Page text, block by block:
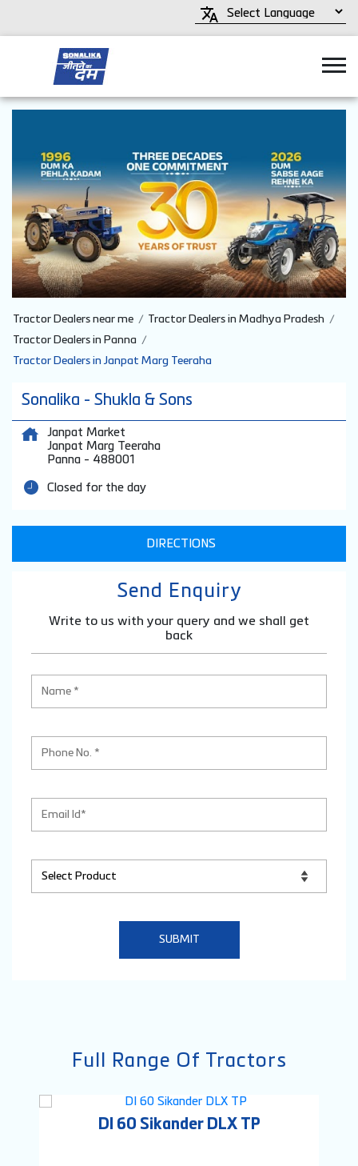
Tractor Dealers near me
Tractor Dealers in Madhya Pradesh
Tractor Dealers in Panna
Tractor Dealers in Janpat Marg Teeraha
Sonalika - Shukla & Sons
Janpat Market
Janpat Marg Teeraha
Panna - 488001
Closed for the day
DIRECTIONS
Send Enquiry
Write to us with your query and we shall get
back
Full Range Of Tractors
DI 60 Sikander DLX TP